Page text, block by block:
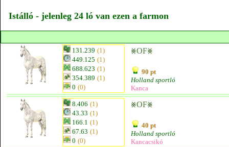
Istálló - jelenleg 24 ló van ezen a farmon
131.239 (1)
449.125 (1)
688.623 (1)
354.389 (1)
0 (0)
⨳OF⨳
90 pt
Holland sportló
Kanca
8.406 (1)
43.33 (1)
166.1 (1)
67.63 (1)
0 (0)
⨳OF⨳
40 pt
Holland sportló
Kancacsikó